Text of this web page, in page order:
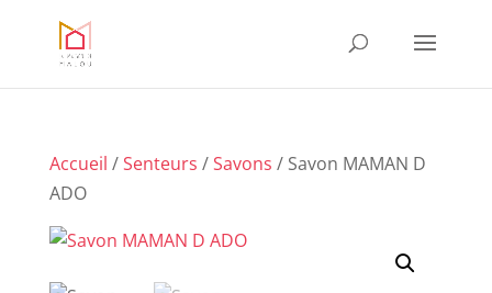
Accueil /Senteurs /Savons / Savon MAMAN D
ADO